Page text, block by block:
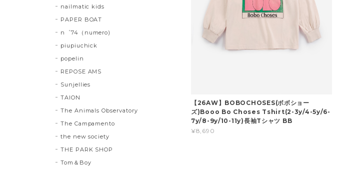
【26AW】BOBOCHOSES(ボボショー
ズ)Booo Bo Choses Tshirt(2-3y/4-5y/6-
7y/8-9y/10-11y)長袖Tシャツ BB
¥8,690
nailmatic kids
PAPER BOAT
n゜74（numero)
piupiuchick
popelin
REPOSE AMS
Sunjellies
TAION
The Animals Observatory
The Campamento
the new society
THE PARK SHOP
Tom＆Boy